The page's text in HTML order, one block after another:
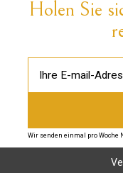
Holen Sie
Wir senden einmal pro Woche